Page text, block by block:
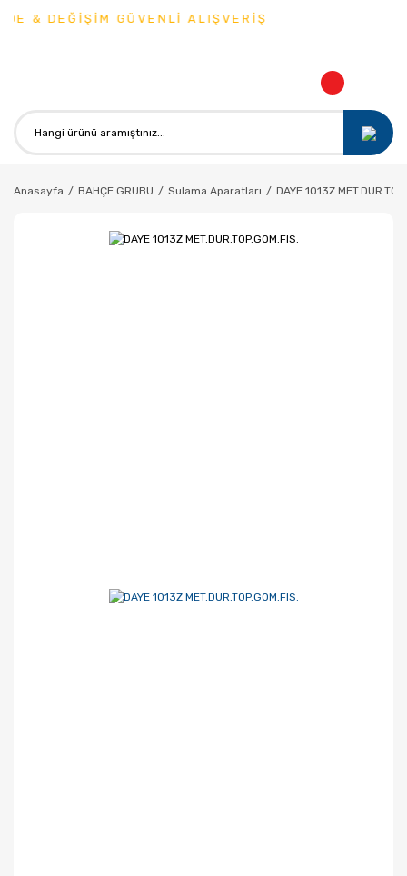
& DEĞİŞİM GÜVENLİ ALIŞVERİŞ
Anasayfa BAHÇE GRUBU Sulama Aparatları DAYE 1013Z